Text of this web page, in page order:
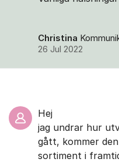
Christina
26 Jul 2022
Hej
jag undrar hur
gått, kommer
sortiment i